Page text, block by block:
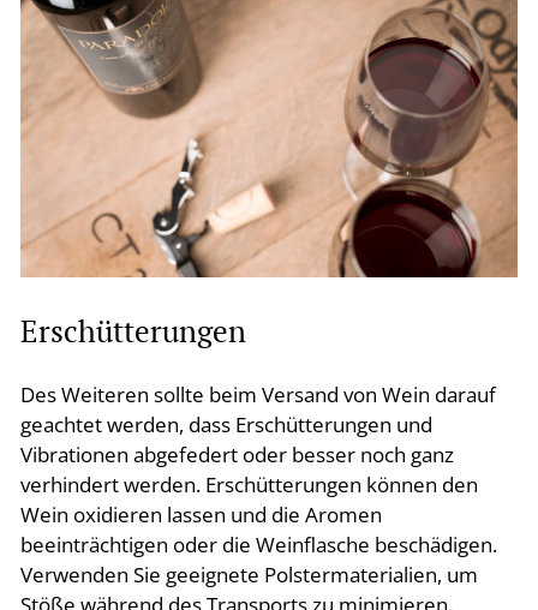
Erschütterungen
Des Weiteren sollte beim Versand von Wein darauf
geachtet werden, dass Erschütterungen und
Vibrationen abgefedert oder besser noch ganz
verhindert werden. Erschütterungen können den
Wein oxidieren lassen und die Aromen
beeinträchtigen oder die Weinflasche beschädigen.
Verwenden Sie geeignete Polstermaterialien, um